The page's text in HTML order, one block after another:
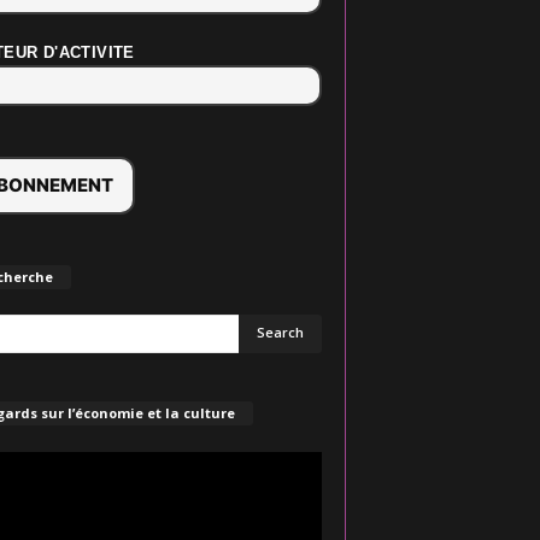
D'ACTIVITE
sur l’économie et la culture